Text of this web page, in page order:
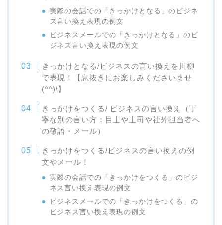
実際の会話での「きっかけとなる」のビジネ
ス言い換え表現の例文
ビジネスメールでの「きっかけとなる」のビ
ジネス言い換え表現の例文
きっかけとなる/ビジネスの言い換えを川柳
で表現！【息抜きにお楽しみくださいませ
(^^)/】
きっかけをつくる/ ビジネスの言い換え（丁
寧な別の言い方：目上や上司や社外担当者へ
の敬語・メール）
きっかけをつくる/ビジネスの言い換えの例
文やメール！
実際の会話での「きっかけをつくる」のビジ
ネス言い換え表現の例文
ビジネスメールでの「きっかけをつくる」の
ビジネス言い換え表現の例文